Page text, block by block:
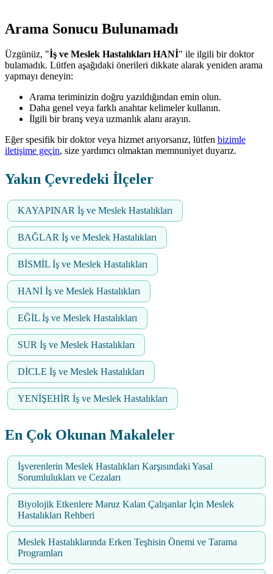
Arama Sonucu Bulunamadı
Üzgünüz, "İş ve Meslek Hastalıkları HANİ" ile ilgili bir doktor
bulamadık. Lütfen aşağıdaki önerileri dikkate alarak yeniden arama
yapmayı deneyin:
Arama teriminizin doğru yazıldığından emin olun.
Daha genel veya farklı anahtar kelimeler kullanın.
İlgili bir branş veya uzmanlık alanı arayın.
Eğer spesifik bir doktor veya hizmet arıyorsanız, lütfen bizimle
iletişime geçin, size yardımcı olmaktan memnuniyet duyarız.
Yakın Çevredeki İlçeler
KAYAPINAR İş ve Meslek Hastalıkları
BAĞLAR İş ve Meslek Hastalıkları
BİSMİL İş ve Meslek Hastalıkları
HANİ İş ve Meslek Hastalıkları
EĞİL İş ve Meslek Hastalıkları
SUR İş ve Meslek Hastalıkları
DİCLE İş ve Meslek Hastalıkları
YENİŞEHİR İş ve Meslek Hastalıkları
En Çok Okunan Makaleler
İşverenlerin Meslek Hastalıkları Karşısındaki Yasal
Sorumlulukları ve Cezaları
Biyolojik Etkenlere Maruz Kalan Çalışanlar İçin Meslek
Hastalıkları Rehberi
Meslek Hastalıklarında Erken Teşhisin Önemi ve Tarama
Programları